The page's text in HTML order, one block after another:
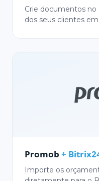
Crie documentos no
dos seus clientes
Promob +
Importe os